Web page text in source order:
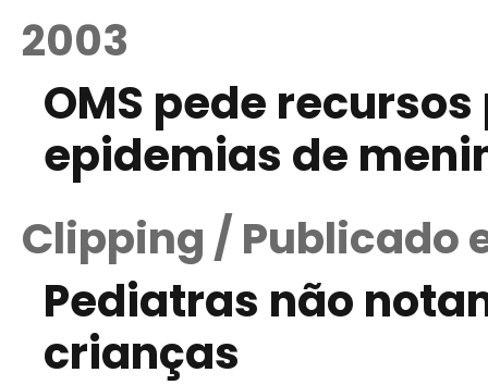
2003
OMS pede
epidemias de
Clipping / Publicado
Pediatras não
crianças